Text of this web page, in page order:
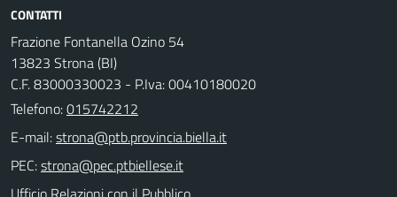
CONTATTI
Frazione Fontanella Ozino 54
13823 Strona (BI)
C.F. 83000330023 - P.Iva: 00410180020
Telefono:015742212
E-mail:
PEC: